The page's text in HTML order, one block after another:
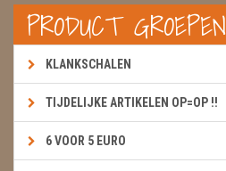
PRODUCT GROEPEN
KLANKSCHALEN
TIJDELIJKE ARTIKELEN OP=OP !!
6 VOOR 5 EURO